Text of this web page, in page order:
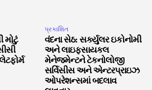
મોટું
પ્રકાશિત
વંદના સેઠ: સર્ક્યુલર ઇકોનોમી
અને લાઇફસાયકલ
મેનેજમેન્ટને ટેકનોલોજી
સર્વિસીસ અને એન્ટરપ્રાઇઝ
ઓપરેશન્સમાં બદલાવ